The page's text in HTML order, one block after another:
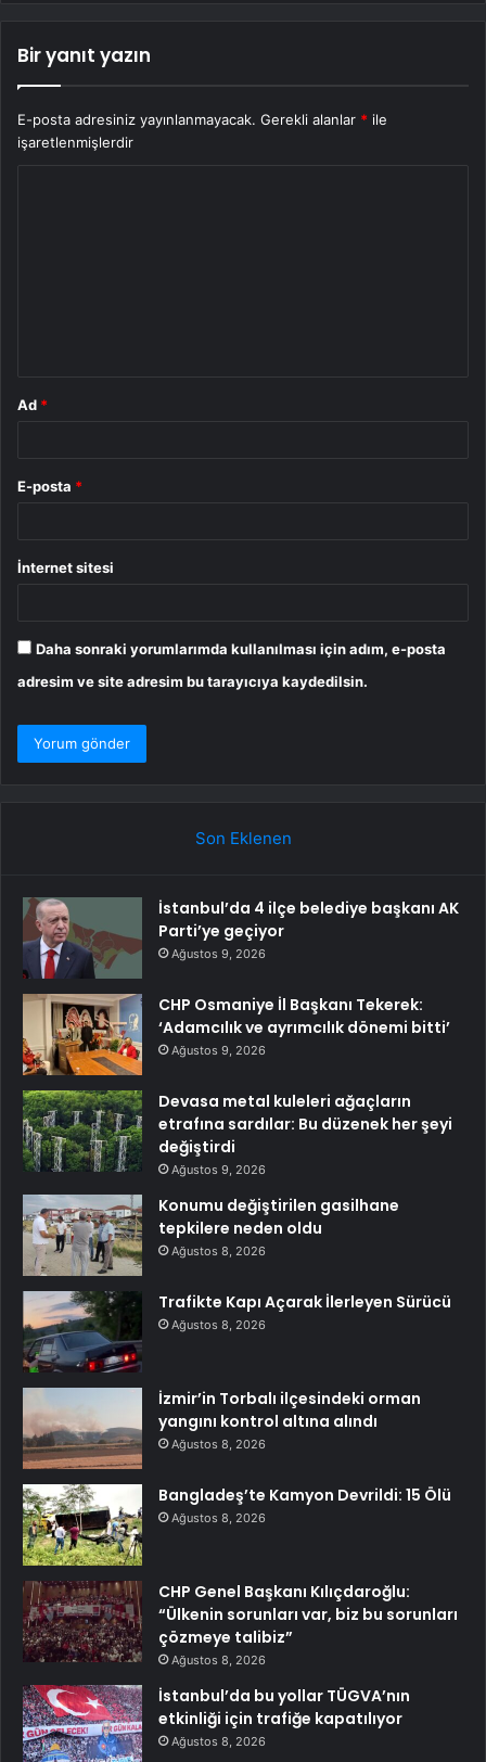
Bir yanıt yazın
E-posta adresiniz yayınlanmayacak. Gerekli alanlar * ile
işaretlenmişlerdir
Ad *
E-posta *
İnternet sitesi
Daha sonraki yorumlarımda kullanılması için adım, e-posta
adresim ve site adresim bu tarayıcıya kaydedilsin.
Son Eklenen
İstanbul’da 4 ilçe belediye başkanı AK
Parti’ye geçiyor
Ağustos 9, 2026
CHP Osmaniye İl Başkanı Tekerek:
‘Adamcılık ve ayrımcılık dönemi bitti’
Ağustos 9, 2026
Devasa metal kuleleri ağaçların
etrafına sardılar: Bu düzenek her şeyi
değiştirdi
Ağustos 9, 2026
Konumu değiştirilen gasilhane
tepkilere neden oldu
Ağustos 8, 2026
Trafikte Kapı Açarak İlerleyen Sürücü
Ağustos 8, 2026
İzmir’in Torbalı ilçesindeki orman
yangını kontrol altına alındı
Ağustos 8, 2026
Bangladeş’te Kamyon Devrildi: 15 Ölü
Ağustos 8, 2026
CHP Genel Başkanı Kılıçdaroğlu:
“Ülkenin sorunları var, biz bu sorunları
çözmeye talibiz”
Ağustos 8, 2026
İstanbul’da bu yollar TÜGVA’nın
etkinliği için trafiğe kapatılıyor
Ağustos 8, 2026